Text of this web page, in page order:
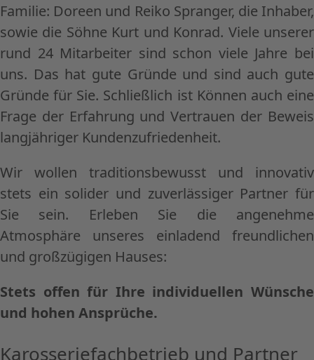
Familie: Doreen und Reiko Spranger, die Inhaber,
sowie die Söhne Kurt und Konrad. Viele unserer
rund 24 Mitarbeiter sind schon viele Jahre bei
uns. Das hat gute Gründe und sind auch gute
Gründe für Sie. Schließlich ist Können auch eine
Frage der Erfahrung und Vertrauen der Beweis
langjähriger Kundenzufriedenheit.
Wir wollen traditionsbewusst und innovativ
stets ein solider und zuverlässiger Partner für
Sie sein. Erleben Sie die angenehme
Atmosphäre unseres einladend freundlichen
und großzügigen Hauses:
Stets offen für Ihre individuellen Wünsche
und hohen Ansprüche.
Karosseriefachbetrieb und Partner